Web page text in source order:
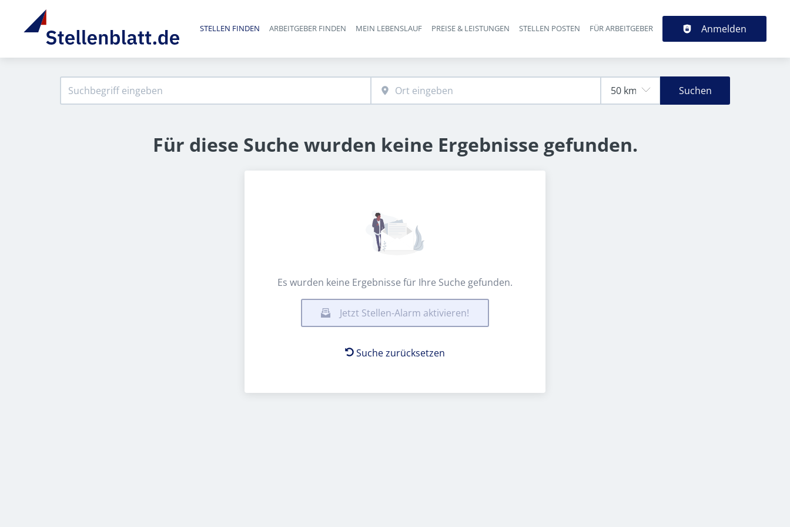
Haupt-Navigation
STELLEN FINDEN ARBEITGEBER FINDEN MEIN LEBENSLAUF PREISE & LEISTUNGEN STELLEN POSTEN FÜR ARBEITGEBER Anmelden
Suchen
Für diese Suche wurden keine Ergebnisse gefunden.
Es wurden keine Ergebnisse für Ihre Suche gefunden.
Jetzt Stellen-Alarm aktivieren!
Suche zurücksetzen